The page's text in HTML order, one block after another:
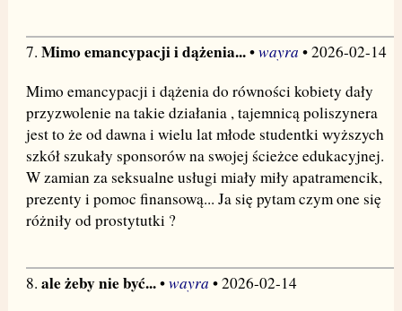
7. Mimo emancypacji i dążenia...•wayra • 2026-02-14
Mimo emancypacji i dążenia do równości kobiety dały
przyzwolenie na takie działania , tajemnicą poliszynera
jest to że od dawna i wielu lat młode studentki wyższych
szkół szukały sponsorów na swojej ścieżce edukacyjnej.
W zamian za seksualne usługi miały miły apatramencik,
prezenty i pomoc finansową... Ja się pytam czym one się
różniły od prostytutki ?
8. ale żeby nie być...•wayra • 2026-02-14